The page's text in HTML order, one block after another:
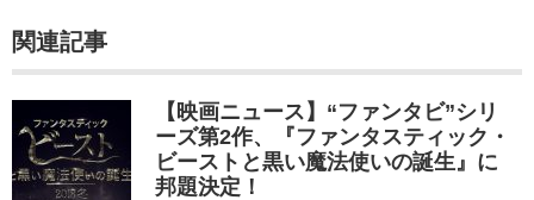
関連記事
【映画ニュース】“ファンタビ”シリ
ーズ第2作、『ファンタスティック・
ビーストと黒い魔法使いの誕生』に
邦題決定！